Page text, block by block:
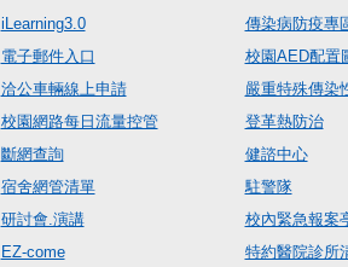
iLearning3.0
電子郵件入口
洽公車輛線上申請
校園網路每日流量控管
斷網查詢
宿舍網管清單
研討會.演講
EZ-come
傳染病防疫專
校園AED配置
嚴重特殊傳染
登革熱防治
健諮中心
駐警隊
校內緊急報案
特約醫院診所